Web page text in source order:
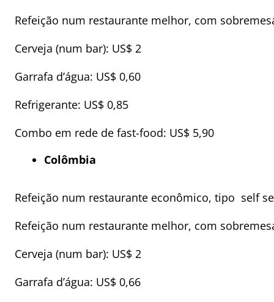
Refeição num restaurante melhor, com
Cerveja (num bar): US$ 2
Garrafa d’água: US$ 0,60
Refrigerante: US$ 0,85
Combo em rede de fast-food: US$ 5,90
Colômbia
Refeição num restaurante econômico, tipo self
Refeição num restaurante melhor, com
Cerveja (num bar): US$ 2
Garrafa d’água: US$ 0,66